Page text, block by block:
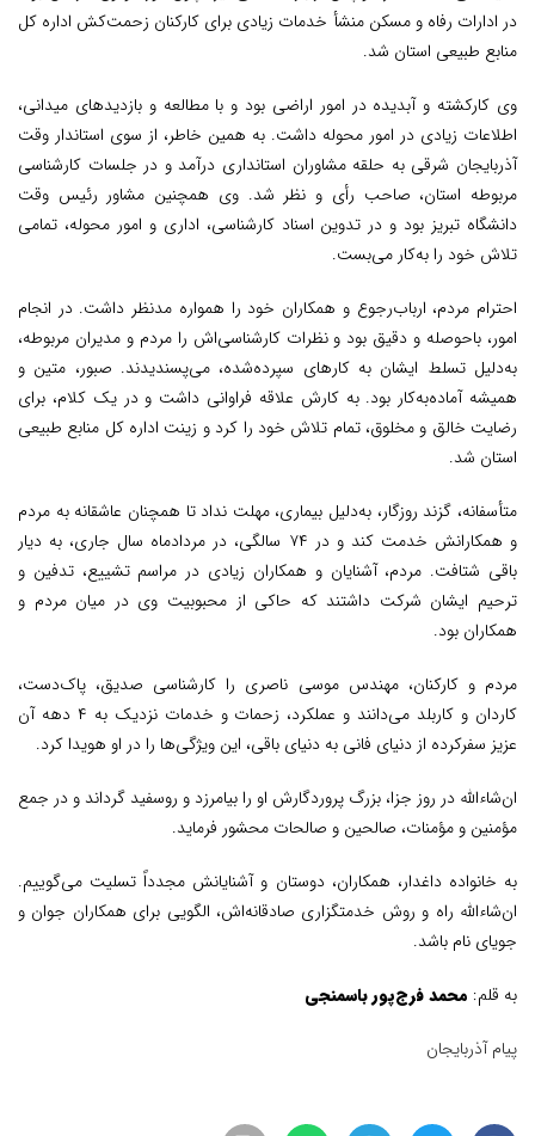
در ادارات رفاه و مسکن منشأ خدمات زیادی برای کارکنان زحمت‌کش اداره کل
منابع طبیعی استان شد.
وی کارکشته و آبدیده در امور اراضی بود و با مطالعه و بازدیدهای میدانی،
اطلاعات زیادی در امور محوله داشت. به همین خاطر، از سوی استاندار وقت
آذربایجان شرقی به حلقه مشاوران استانداری درآمد و در جلسات کارشناسی
مربوطه استان، صاحب رأی و نظر شد. وی همچنین مشاور رئیس وقت
دانشگاه تبریز بود و در تدوین اسناد کارشناسی، اداری و امور محوله، تمامی
تلاش خود را به‌کار می‌بست.
احترام مردم، ارباب‌رجوع و همکاران خود را همواره مدنظر داشت. در انجام
امور، باحوصله و دقیق بود و نظرات کارشناسی‌اش را مردم و مدیران مربوطه،
به‌دلیل تسلط ایشان به کارهای سپرده‌شده، می‌پسندیدند. صبور، متین و
همیشه آماده‌به‌کار بود. به کارش علاقه فراوانی داشت و در یک کلام، برای
رضایت خالق و مخلوق، تمام تلاش خود را کرد و زینت اداره کل منابع طبیعی
استان شد.
متأسفانه، گزند روزگار، به‌دلیل بیماری، مهلت نداد تا همچنان عاشقانه به مردم
و همکارانش خدمت کند و در ۷۴ سالگی، در مردادماه سال جاری، به دیار
باقی شتافت. مردم، آشنایان و همکاران زیادی در مراسم تشییع، تدفین و
ترحیم ایشان شرکت داشتند که حاکی از محبوبیت وی در میان مردم و
همکاران بود.
مردم و کارکنان، مهندس موسی ناصری را کارشناسی صدیق، پاک‌دست،
کاردان و کاربلد می‌دانند و عملکرد، زحمات و خدمات نزدیک به ۴ دهه آن
عزیز سفرکرده از دنیای فانی به دنیای باقی، این ویژگی‌ها را در او هویدا کرد.
ان‌شاءالله در روز جزا، بزرگ پروردگارش او را بیامرزد و روسفید گرداند و در جمع
مؤمنین و مؤمنات، صالحین و صالحات محشور فرماید.
به خانواده داغدار، همکاران، دوستان و آشنایانش مجدداً تسلیت می‌گوییم.
ان‌شاءالله راه و روش خدمتگزاری صادقانه‌اش، الگویی برای همکاران جوان و
جویای نام باشد.
به قلم: محمد فرج‌پور باسمنجی
پیام آذربایجان